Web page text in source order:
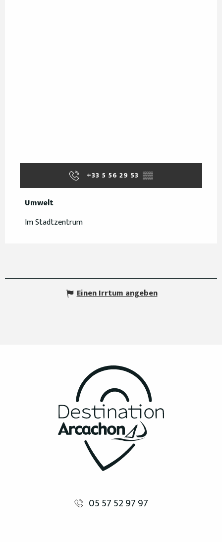
+33 5 56 29 53 ▒▒
Umwelt
Umwelt
Im Stadtzentrum
Einen Irrtum angeben
05 57 52 97 97